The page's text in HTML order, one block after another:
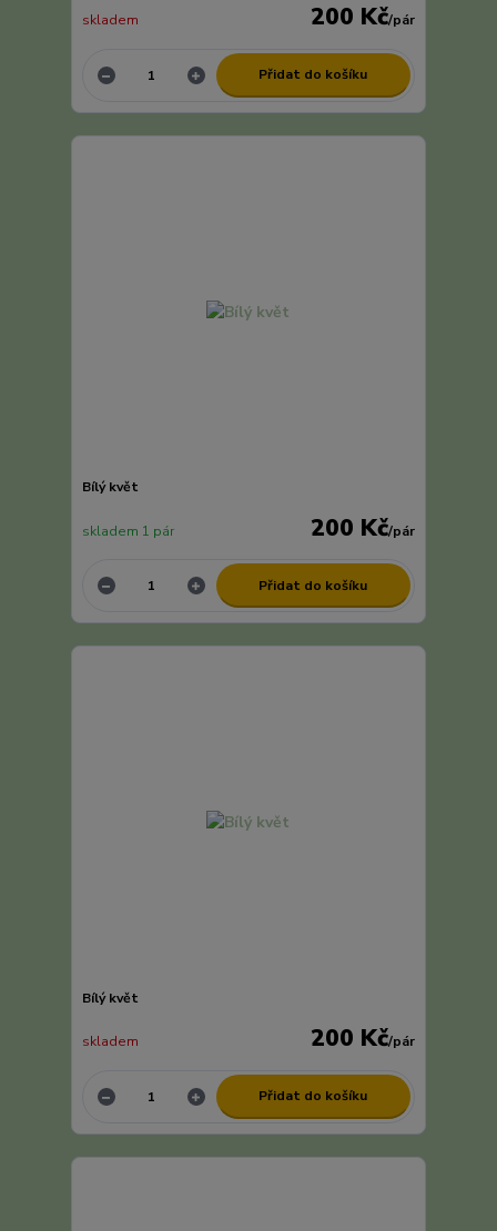
200 Kč/pár
skladem
Přidat do košíku
Bílý květ
200 Kč/pár
skladem 1 pár
Přidat do košíku
Bílý květ
200 Kč/pár
skladem
Přidat do košíku